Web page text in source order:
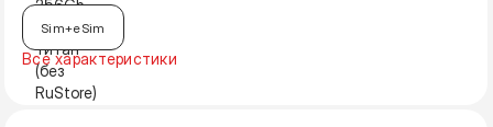
Sim+eSim
Все характеристики